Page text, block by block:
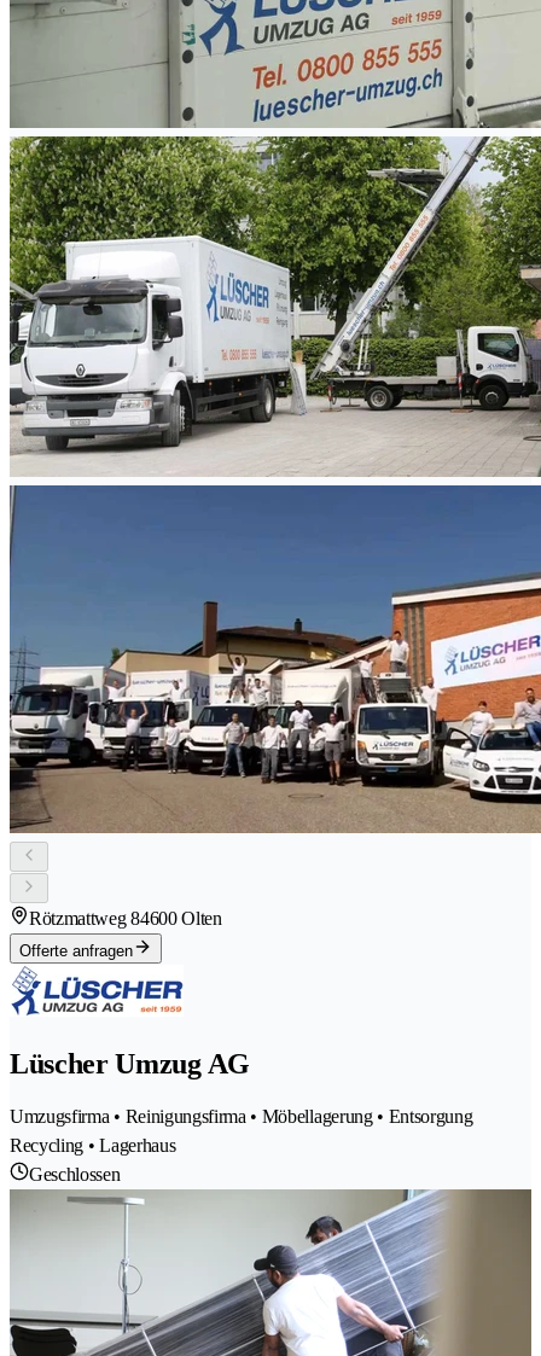
Rötzmattweg 84600 Olten
Offerte anfragen
Lüscher Umzug AG
Umzugsfirma • Reinigungsfirma • Möbellagerung • Entsorgung
Recycling • Lagerhaus
Geschlossen